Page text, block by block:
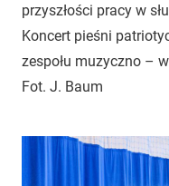
przyszłości pracy w
Koncert pieśni
zespołu muzyczno –
Fot. J. Baum